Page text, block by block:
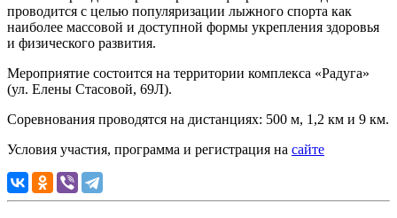
проводится с целью популяризации лыжного спорта как
наиболее массовой и доступной формы укрепления здоровья
и физического развития.
Мероприятие состоится на территории комплекса «Радуга»
(ул. Елены Стасовой, 69Л).
Соревнования проводятся на дистанциях: 500 м, 1,2 км и 9 км.
Условия участия, программа и регистрация на сайте